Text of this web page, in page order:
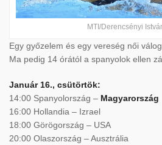
MTI/Derencsényi
Egy győzelem és egy vereség női
Ma pedig 14 órától a spanyolok ellen
Január 16., csütörtök:
14:00 Spanyolország – Magyarország
16:00 Hollandia – Izrael
18:00 Görögország – USA
20:00 Olaszország – Ausztrália